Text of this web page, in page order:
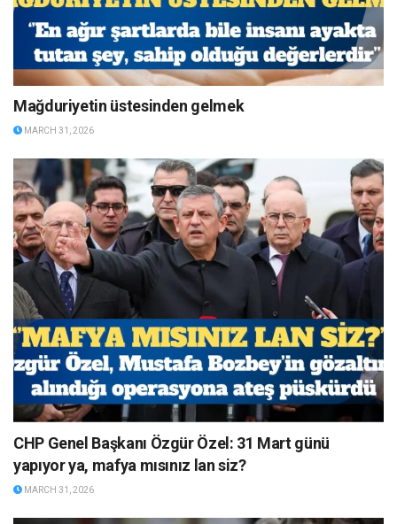
Mağduriyetin üstesinden gelmek
MARCH 31, 2026
CHP Genel Başkanı Özgür Özel: 31 Mart günü
yapıyor ya, mafya mısınız lan siz?
MARCH 31, 2026